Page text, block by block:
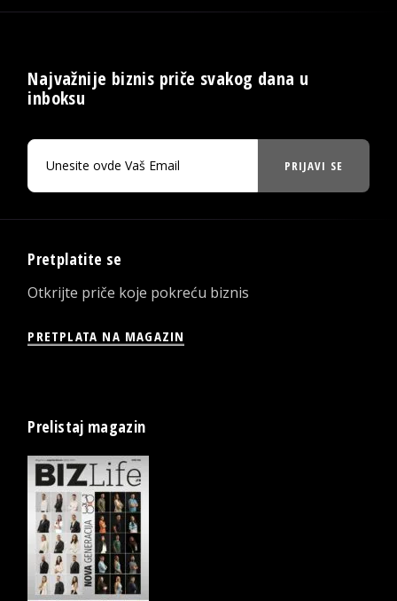
Najvažnije biznis priče svakog dana u
inboksu
PRIJAVI SE
Pretplatite se
Otkrijte priče koje pokreću biznis
PRETPLATA NA MAGAZIN
Prelistaj magazin